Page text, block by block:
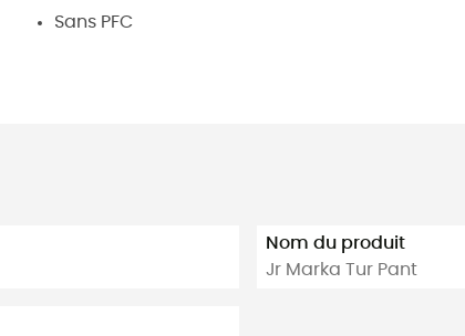
Sans PFC
Nom du produit
Jr Marka Tur Pant